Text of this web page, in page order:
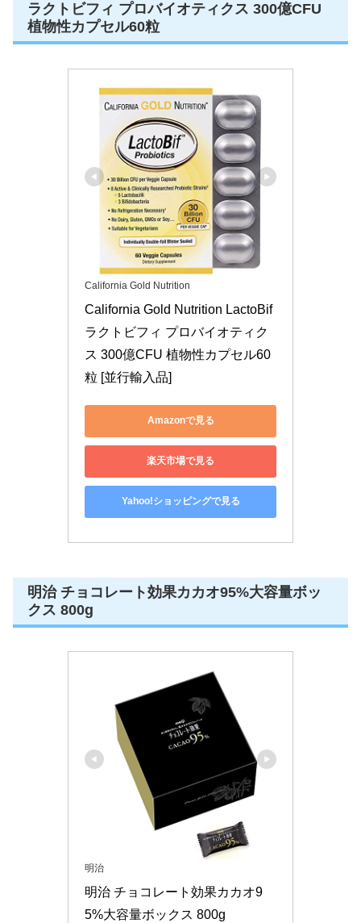
ラクトビフィ プロバイオティクス 300億CFU
植物性カプセル60粒
California Gold Nutrition
California Gold Nutrition LactoBif
ラクトビフィ プロバイオティク
ス 300億CFU 植物性カプセル60
粒 [並行輸入品]
Amazonで見る
楽天市場で見る
Yahoo!ショッピングで見る
明治 チョコレート効果カカオ95%大容量ボッ
クス 800g
明治
明治 チョコレート効果カカオ9
5%大容量ボックス 800g